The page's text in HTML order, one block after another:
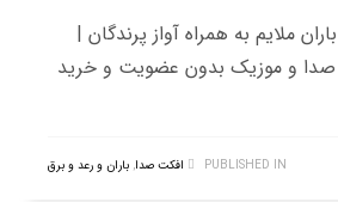
ملایم به همراه آواز پرندگان |
صدا و موزیک بدون عضویت و خرید
PUBLISHED IN افکت صدا, باران و رعد و برق